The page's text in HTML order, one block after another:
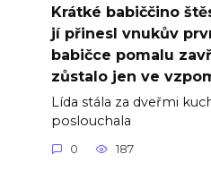
Krátké babiččino
jí přinesl vnukův
babičce pomalu
zůstalo jen ve
Lída stála za dveřmi
poslouchala
0 187